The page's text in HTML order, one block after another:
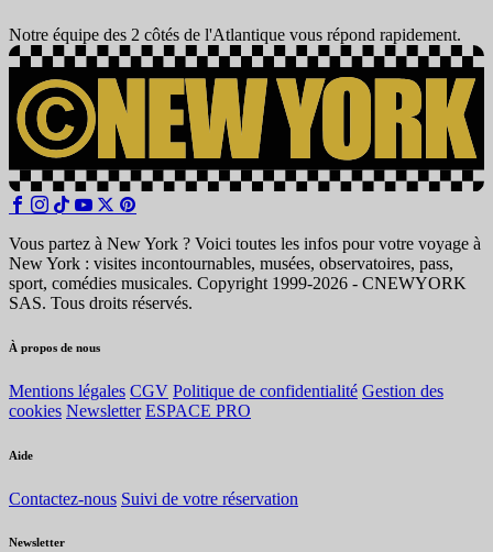
Notre équipe des 2 côtés de l'Atlantique vous répond rapidement.
Vous partez à New York ? Voici toutes les infos pour votre voyage à
New York : visites incontournables, musées, observatoires, pass,
sport, comédies musicales. Copyright 1999-2026 - CNEWYORK
SAS. Tous droits réservés.
À propos de nous
Mentions légales CGV Politique de confidentialité Gestion des
cookies Newsletter ESPACE PRO
Aide
Contactez-nous Suivi de votre réservation
Newsletter